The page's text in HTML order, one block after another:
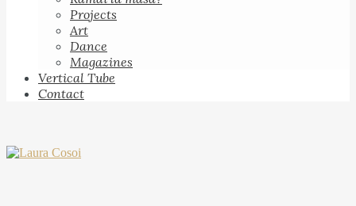
Projects
Art
Dance
Magazines
Vertical Tube
Contact